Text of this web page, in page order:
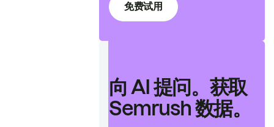
免费试用
向 AI 提问。获取
Semrush 数据。